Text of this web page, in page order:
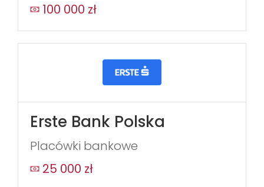
100 000 zł
Erste Bank Polska
Placówki bankowe
25 000 zł